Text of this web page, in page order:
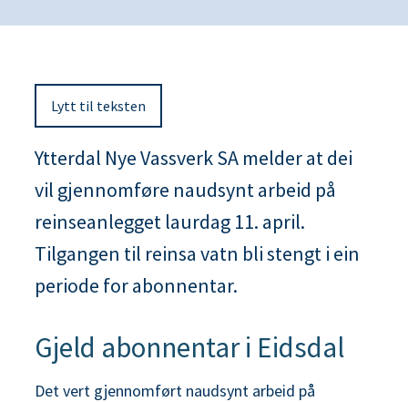
m
m
u
n
e
h
Lytt til teksten
Ytterdal Nye Vassverk SA melder at dei
vil gjennomføre naudsynt arbeid på
reinseanlegget laurdag 11. april.
Tilgangen til reinsa vatn bli stengt i ein
periode for abonnentar.
Gjeld abonnentar i Eidsdal
Det vert gjennomført naudsynt arbeid på